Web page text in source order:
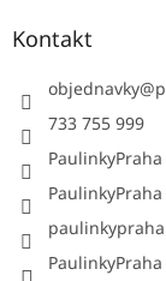
Kontakt
objednavky@
733 755 999
PaulinkyPraha
PaulinkyPraha
paulinkypraha
PaulinkyPraha